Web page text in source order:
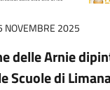
NOVEMBRE 2025
delle Arnie
Scuole di